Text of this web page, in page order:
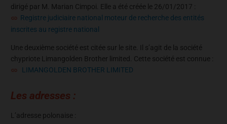
dirigé par M. Marian Cimpoi. Elle a été créée le 26/01/2017 :
Registre judiciaire national moteur de recherche des entités
inscrites au registre national
Une deuxième société est citée sur le site. Il s’agit de la société
chypriote Limangolden Brother limited. Cette société est connue :
LIMANGOLDEN BROTHER LIMITED
Les adresses :
L’adresse polonaise :